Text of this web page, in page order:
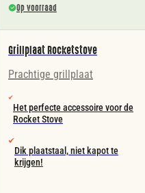
Op voorraad
Grillplaat Rocketstove
Prachtige grillplaat
Het perfecte accessoire voor de
Rocket Stove
Dik plaatstaal, niet kapot te
krijgen!